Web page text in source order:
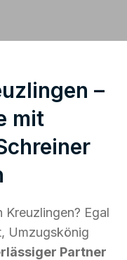
–
mit
Kreuzlingen? Egal
Umzugskönig
Partner